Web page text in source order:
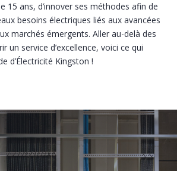
industrielles et
15 ans, d’innover ses méthodes afin de
besoins électriques liés aux avancées
marchés émergents. Aller au-delà des
un service d’excellence, voici ce qui
d’Électricité Kingston !